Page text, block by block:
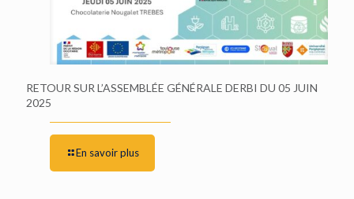
RETOUR SUR L’ASSEMBLÉE GÉNÉRALE DERBI DU 05 JUIN
2025
En savoir plus